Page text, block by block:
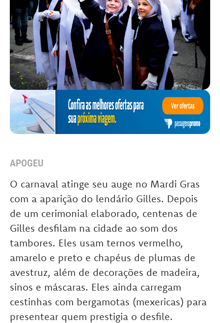
APOGEU
O carnaval atinge seu auge no Mardi Gras
com a aparição do lendário Gilles. Depois
de um cerimonial elaborado, centenas de
Gilles desfilam na cidade ao som dos
tambores. Eles usam ternos vermelho,
amarelo e preto e chapéus de plumas de
avestruz, além de decorações de madeira,
sinos e máscaras. Eles ainda carregam
cestinhas com bergamotas (mexericas) para
presentear quem prestigia o desfile.